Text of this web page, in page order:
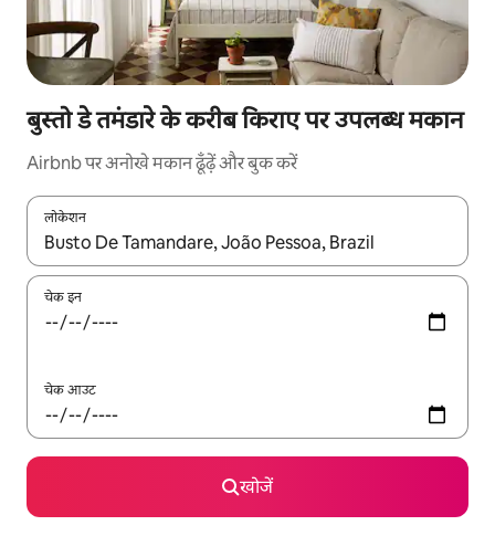
बुस्तो डे तमंडारे के करीब किराए पर उपलब्ध मकान
Airbnb पर अनोखे मकान ढूँढ़ें और बुक करें
लोकेशन
नतीजों के उपलब्ध होने पर, अप और डाउन 'ऐरो की' का इस्तेमाल करके नेविगेट
चेक इन
चेक आउट
खोजें